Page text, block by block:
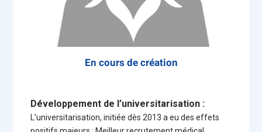
En cours de création
Développement de l’universitarisation :
L’universitarisation, initiée dès 2013 a eu des effets